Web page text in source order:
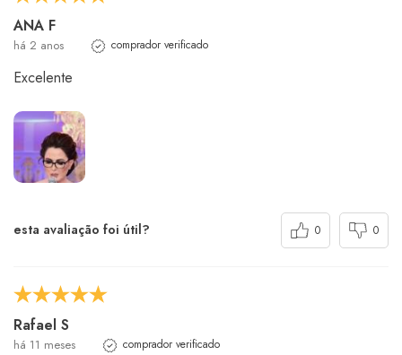
ANA F
há 2 anos comprador verificado
Excelente
esta avaliação foi útil? 0 0
Rafael S
há 11 meses comprador verificado